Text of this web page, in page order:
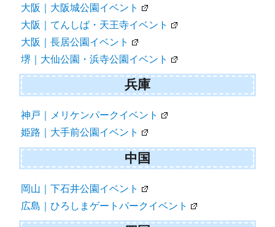
大阪｜大阪城公園イベント
大阪｜てんしば・天王寺イベント
大阪｜長居公園イベント
堺｜大仙公園・浜寺公園イベント
兵庫
神戸｜メリケンパークイベント
姫路｜大手前公園イベント
中国
岡山｜下石井公園イベント
広島｜ひろしまゲートパークイベント